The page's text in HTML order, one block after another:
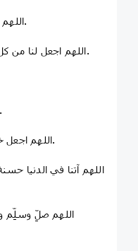
🟡 اللهم اصرف عنا من الشر فوق ما نحذر.
🟡 اللهم اجعل لنا من كل ضيقٍ مخرجًا، ومن كل همٍّ فرجًا.
🟡 اللهم اجعل خير أعمالنا خواتيمها.
🟡 اللهم اجعل خير أيامنا يوم نلقاك وأنت راضٍ عنّا.